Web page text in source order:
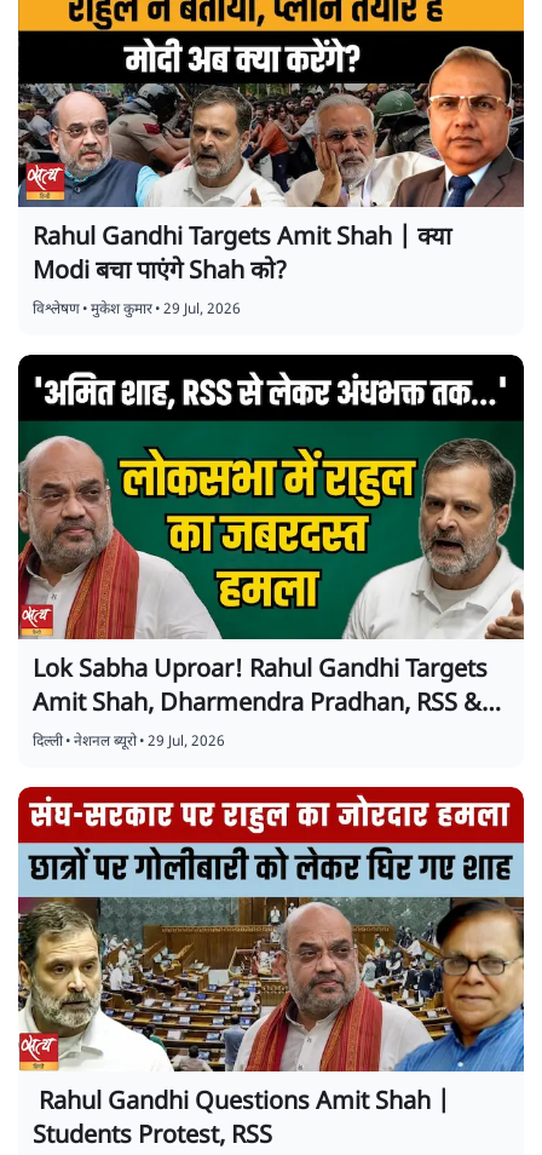
Rahul Gandhi Targets Amit Shah | क्या
Modi बचा पाएंगे Shah को?
विश्लेषण•मुकेश कुमार•29 Jul, 2026
Lok Sabha Uproar! Rahul Gandhi Targets
Amit Shah, Dharmendra Pradhan, RSS &
BJP | Full Speech
दिल्ली•नेशनल ब्यूरो•29 Jul, 2026
Rahul Gandhi Questions Amit Shah |
Students Protest, RSS